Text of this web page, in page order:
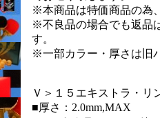
※本商品は特価商品の為
※不良品の場合でも返品
す。
※一部カラー・厚さは旧
Ｖ＞１５エキストラ・リ
■厚さ：2.0mm,MAX